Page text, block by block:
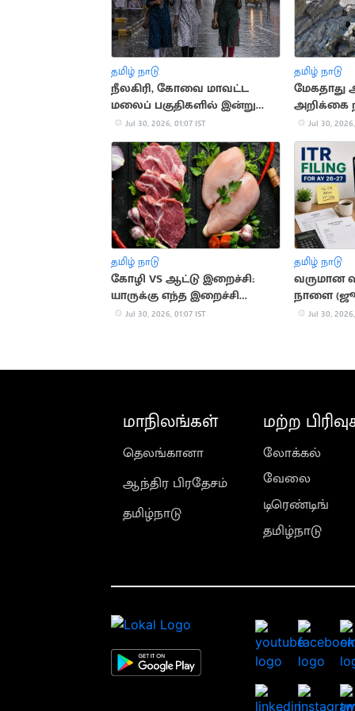
தமிழ் நாடு
நீலகிரி, கோவை மாவட்ட
மலைப் பகுதிகளில் இன்று
கனமழைக்கு வாய்ப்பு
Jul 30, 2026, 01:07 IST
தமிழ் நாடு
அறிக்கை
நதிநீர்
Jul 30,
தமிழ் நாடு
கோழி VS ஆட்டு இறைச்சி:
யாருக்கு எந்த இறைச்சி
நல்லது
Jul 30, 2026, 01:07 IST
தமிழ் நாடு
வருமான
நாளை
நாள்Jul 30,
மாநிலங்கள்
தெலங்கானா
ஆந்திர பிரதேசம்
தமிழ்நாடு
மற்ற
லோக்கல்
வேலை
டிரெண்டிங்
தமிழ்நாடு